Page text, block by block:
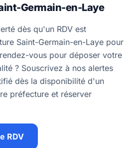
Germain-en-Laye
dès qu'un RDV est
Saint-Germain-en-Laye pour
vous pour déposer votre
? Souscrivez à nos alertes
dès la disponibilité d'un
préfecture et réserver
RDV